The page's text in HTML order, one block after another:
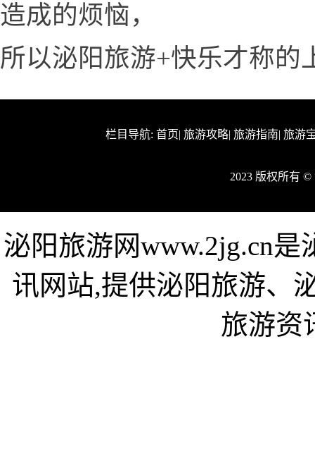
造成的烦恼，
所以泌阳旅游+快乐才称的
栏目导航: 首页| 旅游攻略| 旅游指南| 旅游
2023 版权所有
泌阳旅游网www.2jg.cn
讯网站,提供泌阳旅游、
旅游资